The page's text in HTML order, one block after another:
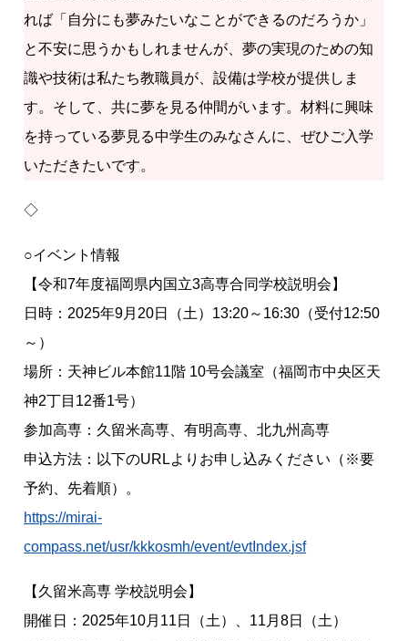
れば「自分にも夢みたいなことができるのだろうか」
と不安に思うかもしれませんが、夢の実現のための知
識や技術は私たち教職員が、設備は学校が提供しま
す。そして、共に夢を見る仲間がいます。材料に興味
を持っている夢見る中学生のみなさんに、ぜひご入学
いただきたいです。
◇
○イベント情報
【令和7年度福岡県内国立3高専合同学校説明会】
日時：2025年9月20日（土）13:20～16:30（受付12:50
～）
場所：天神ビル本館11階 10号会議室（福岡市中央区天
神2丁目12番1号）
参加高専：久留米高専、有明高専、北九州高専
申込方法：以下のURLよりお申し込みください（※要
予約、先着順）。
https://mirai-
compass.net/usr/kkkosmh/event/evtIndex.jsf
【久留米高専 学校説明会】
開催日：2025年10月11日（土）、11月8日（土）